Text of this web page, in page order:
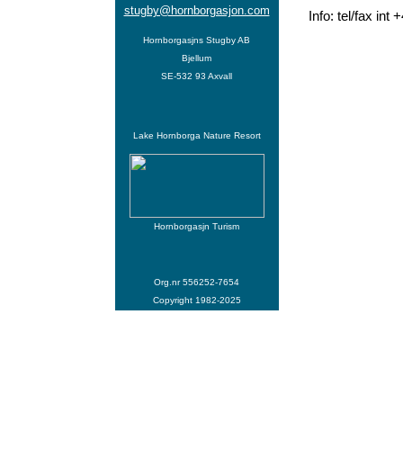
stugby@hornborgasjon.com
Hornborgasjns Stugby AB
Bjellum
SE-532 93 Axvall
Lake Hornborga Nature Resort
Hornborgasjn Turism
Org.nr 556252-7654
Copyright 1982-2025
Info: tel/fax int